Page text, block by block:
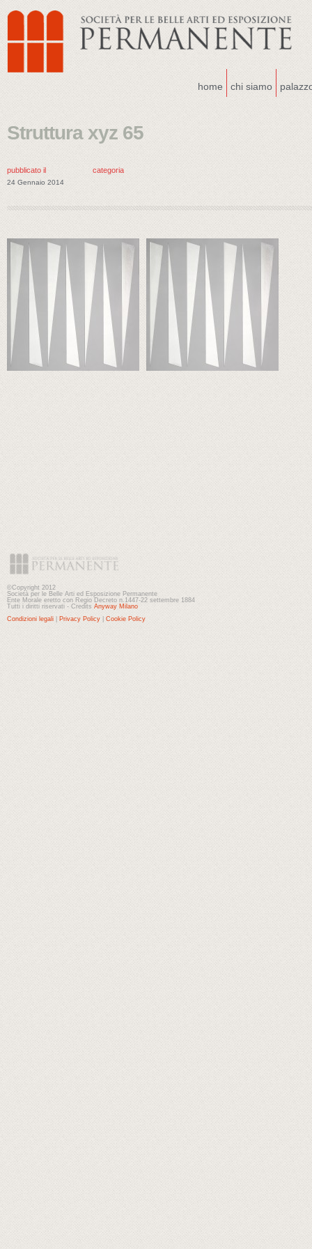
home chi siamo
Struttura xyz 65
pubblicato il
24 Gennaio 2014
categoria
©Copyright 2012
Società per le Belle Arti ed Esposizione Permanente
Ente Morale eretto con Regio Decreto n.1447-22 settembre 1884
Tutti i diritti riservati - Credits Anyway Milano
Condizioni legali
Privacy Policy Cookie Policy